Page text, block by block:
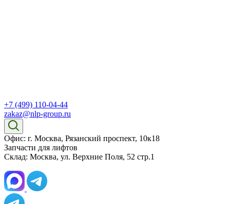
+7 (499) 110-04-44
zakaz@nlp-group.ru
Офис: г. Москва, Рязанский проспект, 10к18
Запчасти для лифтов
Склад: Москва, ул. Верхние Поля, 52 стр.1